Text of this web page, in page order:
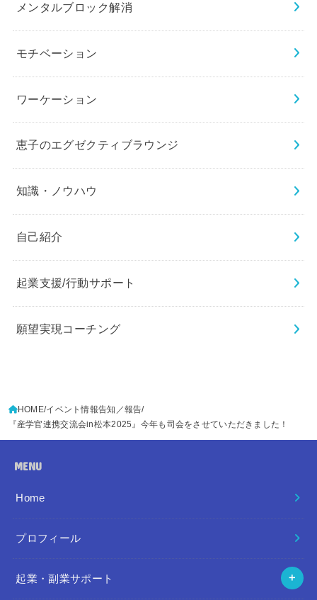
メンタルブロック解消
モチベーション
ワーケーション
恵子のエグゼクティブラウンジ
知識・ノウハウ
自己紹介
起業支援/行動サポート
願望実現コーチング
HOME イベント情報告知／報告
『産学官連携交流会in松本2025』今年も司会をさせていただきました！
MENU
Home
プロフィール
起業・副業サポート